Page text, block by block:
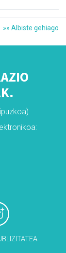
»» Albiste gehiago